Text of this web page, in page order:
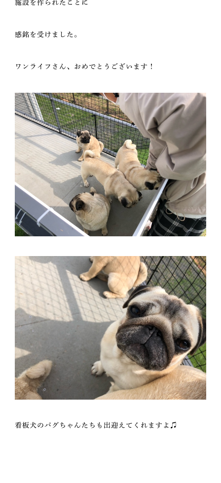
施設を作られたことに
感銘を受けました。
ワンライフさん、おめでとうございます！
看板犬のパグちゃんたちも出迎えてくれますよ♫